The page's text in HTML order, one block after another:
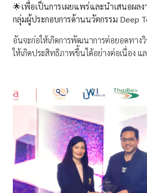
🌟เพื่อเป็นการเผยแพร่และนำเสนอผล
กลุ่มผู้ประกอบการด้านนวัตกรรม Deep
อันจะก่อให้เกิดการพัฒนาการต่อยอดทาง
ให้เกิดประสิทธิภาพขึ้นได้อย่างต่อเนื่อง